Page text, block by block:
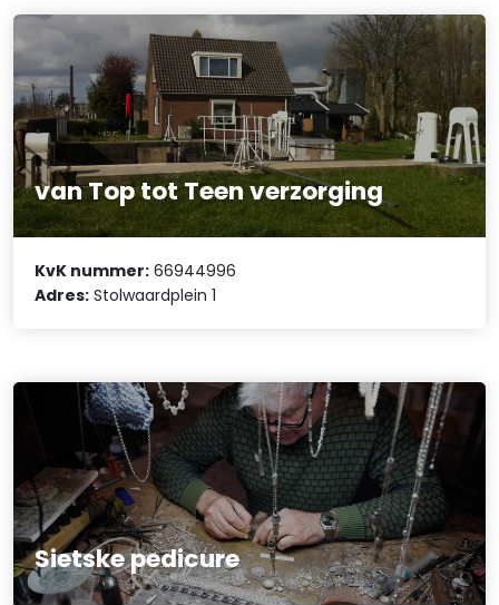
van Top tot Teen verzorging
KvK nummer: 66944996
Adres: Stolwaardplein 1
Sietske pedicure